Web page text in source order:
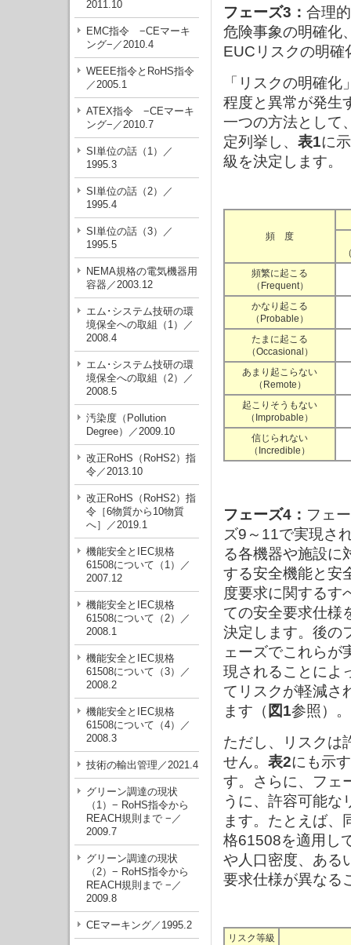
2011.10
EMC指令 −CEマーキ
ング−／2010.4
WEEE指令とRoHS指令
／2005.1
ATEX指令 −CEマーキ
ング−／2010.7
SI単位の話（1）／
1995.3
SI単位の話（2）／
1995.4
SI単位の話（3）／
1995.5
NEMA規格の電気機器用
容器／2003.12
エム･システム技研の環
境保全への取組（1）／
2008.4
エム･システム技研の環
境保全への取組（2）／
2008.5
汚染度（Pollution
Degree）／2009.10
改正RoHS（RoHS2）指
令／2013.10
改正RoHS（RoHS2）指
令［6物質から10物質
へ］／2019.1
機能安全とIEC規格
61508について（1）／
2007.12
機能安全とIEC規格
61508について（2）／
2008.1
機能安全とIEC規格
61508について（3）／
2008.2
機能安全とIEC規格
61508について（4）／
2008.3
技術の輸出管理／2021.4
グリーン調達の現状
（1）− RoHS指令から
REACH規則まで −／
2009.7
グリーン調達の現状
（2）− RoHS指令から
REACH規則まで −／
2009.8
CEマーキング／1995.2
フェーズ3： 合理
危険事象の明確化
EUCリスクの明確
「リスクの明確
程度と異常が発生
一つの方法として
定列挙し、 表1に
級を決定します。
頻 度
頻繁に起こる
（Frequent）
かなり起こる
（Probable）
たまに起こる
（Occasional）
あまり起こらない
（Remote）
起こりそうもない
（Improbable）
信じられない
（Incredible）
フェーズ4： フェー
ズ9～11で実現さ
る各機器や施設に
する安全機能と安
度要求に関するす
ての安全要求仕様
決定します。後の
ェーズでこれらが
現されることによ
てリスクが軽減さ
ます（ 図1参照）。
ただし、リスクは
せん。 表2にも示
す。さらに、フェ
うに、許容可能な
ます。たとえば、
格61508を適用し
や人口密度、ある
要求仕様が異なる
リスク等級